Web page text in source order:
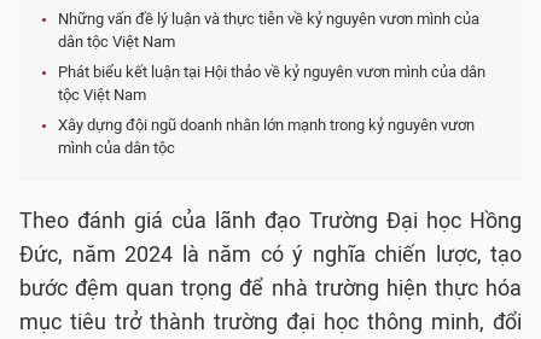
Những vấn đề lý luận và thực tiễn về kỷ nguyên vươn mình của
dân tộc Việt Nam
Phát biểu kết luận tại Hội thảo về kỷ nguyên vươn mình của dân
tộc Việt Nam
Xây dựng đội ngũ doanh nhân lớn mạnh trong kỷ nguyên vươn
mình của dân tộc
Theo đánh giá của lãnh đạo Trường Đại học Hồng
Đức, năm 2024 là năm có ý nghĩa chiến lược, tạo
bước đệm quan trọng để nhà trường hiện thực hóa
mục tiêu trở thành trường đại học thông minh, đổi